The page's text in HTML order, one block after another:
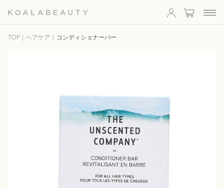
BEAUTY
TOP ヘアケア コンディショナーバー